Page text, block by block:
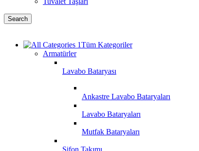
Search
Tüm Kategoriler
Armatürler
Lavabo Bataryası
Ankastre Lavabo Bataryaları
Lavabo Bataryaları
Mutfak Bataryaları
Sifon Takımı